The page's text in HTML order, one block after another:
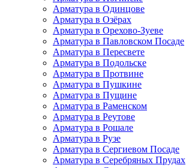
Арматура в Одинцове
Арматура в Озёрах
Арматура в Орехово-Зуеве
Арматура в Павловском Посаде
Арматура в Пересвете
Арматура в Подольске
Арматура в Протвине
Арматура в Пушкине
Арматура в Пущине
Арматура в Раменском
Арматура в Реутове
Арматура в Рошале
Арматура в Рузе
Арматура в Сергиевом Посаде
Арматура в Серебряных Прудах